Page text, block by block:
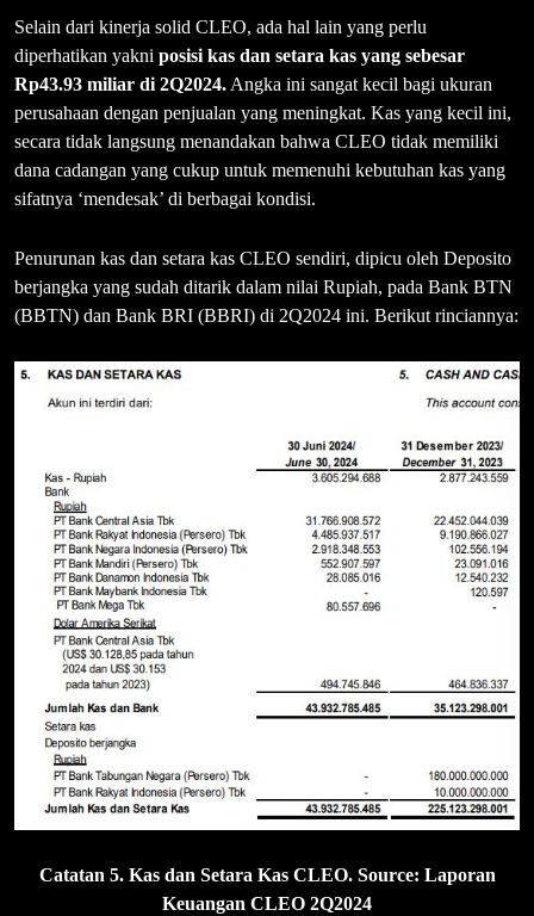
Selain dari kinerja solid CLEO, ada hal lain yang perlu
diperhatikan yakni posisi kas dan setara kas yang sebesar
Rp43.93 miliar di 2Q2024. Angka ini sangat kecil bagi ukuran
perusahaan dengan penjualan yang meningkat. Kas yang kecil ini,
secara tidak langsung menandakan bahwa CLEO tidak memiliki
dana cadangan yang cukup untuk memenuhi kebutuhan kas yang
sifatnya ‘mendesak’ di berbagai kondisi.
Penurunan kas dan setara kas CLEO sendiri, dipicu oleh Deposito
berjangka yang sudah ditarik dalam nilai Rupiah, pada Bank BTN
(BBTN) dan Bank BRI (BBRI) di 2Q2024 ini. Berikut rinciannya:
Catatan 5. Kas dan Setara Kas CLEO. Source: Laporan
Keuangan CLEO 2Q2024